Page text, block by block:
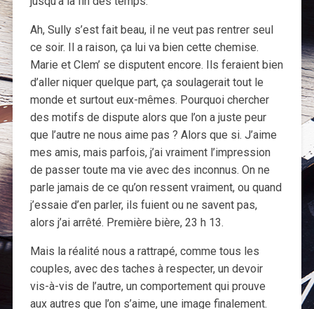
Ah, Sully s’est fait beau, il ne veut pas rentrer seul
ce soir. Il a raison, ça lui va bien cette chemise.
Marie et Clem’ se disputent encore. Ils feraient bien
d’aller niquer quelque part, ça soulagerait tout le
monde et surtout eux-mêmes. Pourquoi chercher
des motifs de dispute alors que l’on a juste peur
que l’autre ne nous aime pas ? Alors que si. J’aime
mes amis, mais parfois, j’ai vraiment l’impression
de passer toute ma vie avec des inconnus. On ne
parle jamais de ce qu’on ressent vraiment, ou quand
j’essaie d’en parler, ils fuient ou ne savent pas,
alors j’ai arrêté. Première bière, 23 h 13.
Mais la réalité nous a rattrapé, comme tous les
couples, avec des taches à respecter, un devoir
vis-à-vis de l’autre, un comportement qui prouve
aux autres que l’on s’aime, une image finalement.